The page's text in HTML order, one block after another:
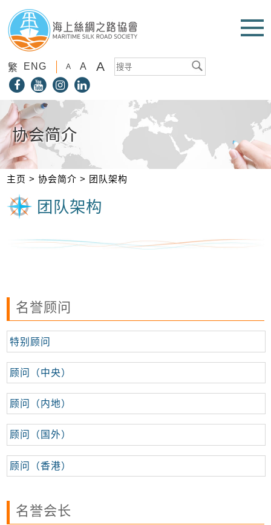
繁 ENG A A A
协会简介
主页 >协会简介 > 团队架构
团队架构
名誉顾问
特别顾问
顾问（中央）
顾问（内地）
顾问（国外）
顾问（香港）
名誉会长